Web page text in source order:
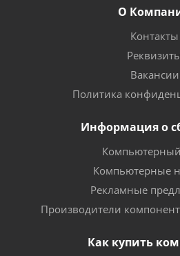
О
Контакты
Вакансии
Политика
Информация о
Компьютерные
Рекламные
Производители
Как купить